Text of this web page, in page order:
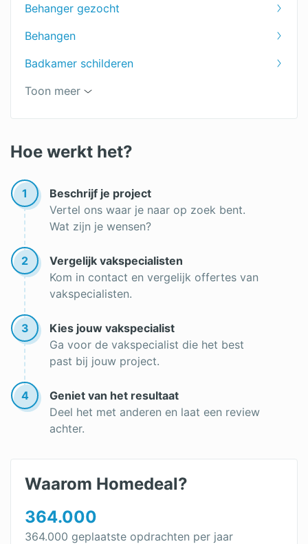
Ramen schilderen
Dakkapel schilderen
Trap schilderen
Winterschilder
Behanger gezocht
Behangen
Badkamer schilderen
Buitenmuur schilderen
Schildersbedrijf
Schilder gezocht
Toon meer
Hoe werkt het?
1
Beschrijf je project
Vertel ons waar je naar op zoek bent.
Wat zijn je wensen?
2
Vergelijk vakspecialisten
Kom in contact en vergelijk offertes van
vakspecialisten.
3
Kies jouw vakspecialist
Ga voor de vakspecialist die het best
past bij jouw project.
4
Geniet van het resultaat
Deel het met anderen en laat een review
achter.
Waarom Homedeal?
364.000
364.000 geplaatste opdrachten per jaar